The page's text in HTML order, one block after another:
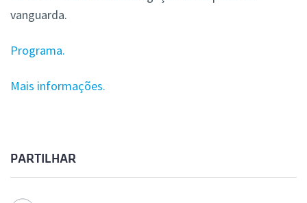
vanguarda.
Programa.
Mais informações.
PARTILHAR